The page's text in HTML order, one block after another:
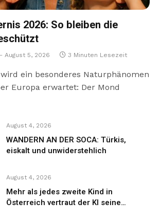
2026: So bleiben die
August 5, 2026 3 Minuten Lesezeit
ein besonderes Naturphänomen
Europa erwartet: Der Mond
August 4, 2026
WANDERN AN DER SOCA: Türkis,
eiskalt und unwiderstehlich
August 4, 2026
Mehr als jedes zweite Kind in
Österreich vertraut der KI seine